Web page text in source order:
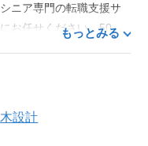
ニア専門の転職支援サ
お任せください。50
もっとみる
設計